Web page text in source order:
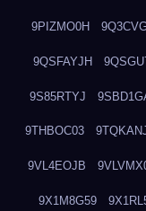
9PIZMO0H
9QSFAYJH
9S85RTYJ
9THBOC03
9VL4EOJB
9X1M8G59